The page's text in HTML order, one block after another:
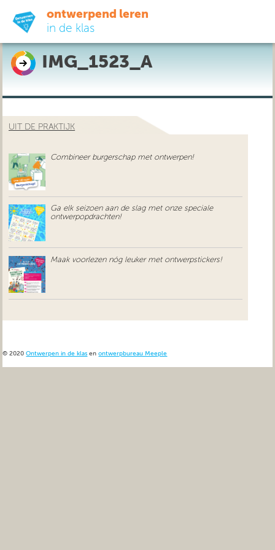
ontwerpend leren
in de klas
ready-to-go
do-it-yourself
uit de praktijk
over ons
IMG_1523_A
UIT DE PRAKTIJK
Combineer burgerschap met ontwerpen!
Ga elk seizoen aan de slag met onze speciale
ontwerpopdrachten!
Maak voorlezen nóg leuker met ontwerpstickers!
© 2020Ontwerpen in de klas enontwerpbureau Meeple